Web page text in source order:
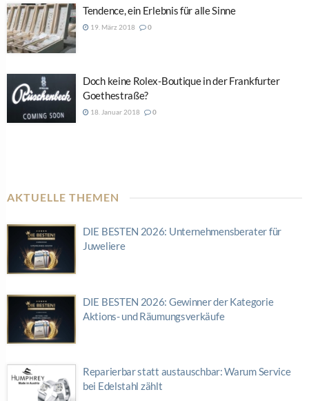
Tendence, ein Erlebnis für alle Sinne
19. März 2018 0
Doch keine Rolex-Boutique in der Frankfurter
Goethestraße?
18. Januar 2018 0
AKTUELLE THEMEN
DIE BESTEN 2026: Unternehmensberater für
Juweliere
DIE BESTEN 2026: Gewinner der Kategorie
Aktions- und Räumungsverkäufe
Reparierbar statt austauschbar: Warum Service
bei Edelstahl zählt